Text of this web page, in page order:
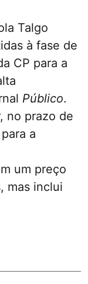
Talgo
à fase de
CP para a
Público.
no prazo de
a
um preço
mas inclui